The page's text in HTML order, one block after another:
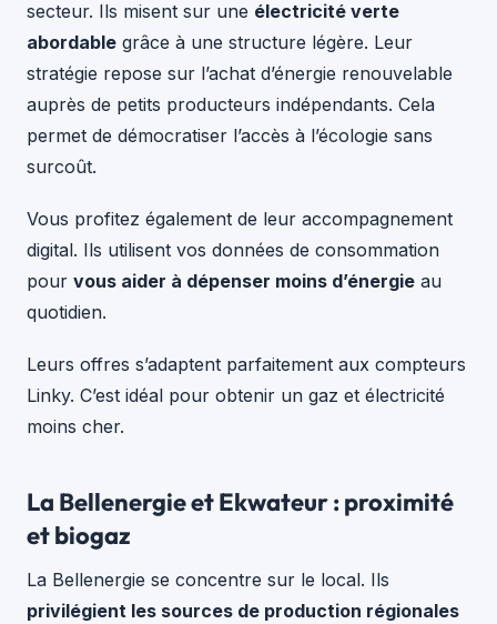
secteur. Ils misent sur une électricité verte
abordable grâce à une structure légère. Leur
stratégie repose sur l’achat d’énergie renouvelable
auprès de petits producteurs indépendants. Cela
permet de démocratiser l’accès à l’écologie sans
surcoût.
Vous profitez également de leur accompagnement
digital. Ils utilisent vos données de consommation
pour vous aider à dépenser moins d’énergie au
quotidien.
Leurs offres s’adaptent parfaitement aux compteurs
Linky. C’est idéal pour obtenir un gaz et électricité
moins cher.
La Bellenergie et Ekwateur : proximité
et biogaz
La Bellenergie se concentre sur le local. Ils
privilégient les sources de production régionales